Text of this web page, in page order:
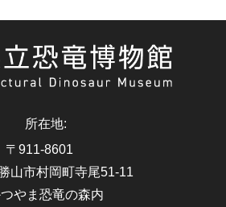
所在地:
〒911-8601
山市村岡町寺尾51-11
やま恐竜の森内